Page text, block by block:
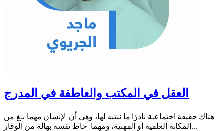
العقل في المكتب والعاطفة في المدرج
هناك حقيقة اجتماعية نادرًا ما ننتبه لها، وهي أن الإنسان مهما بلغ من
المكانة العلمية أو المهنية، ومهما أحاط نفسه بهالة من الوقار...